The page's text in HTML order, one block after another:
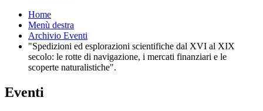
Home
Menù destra
Archivio Eventi
"Spedizioni ed esplorazioni scientifiche dal XVI al XIX
secolo: le rotte di navigazione, i mercati finanziari e le
scoperte naturalistiche".
Eventi